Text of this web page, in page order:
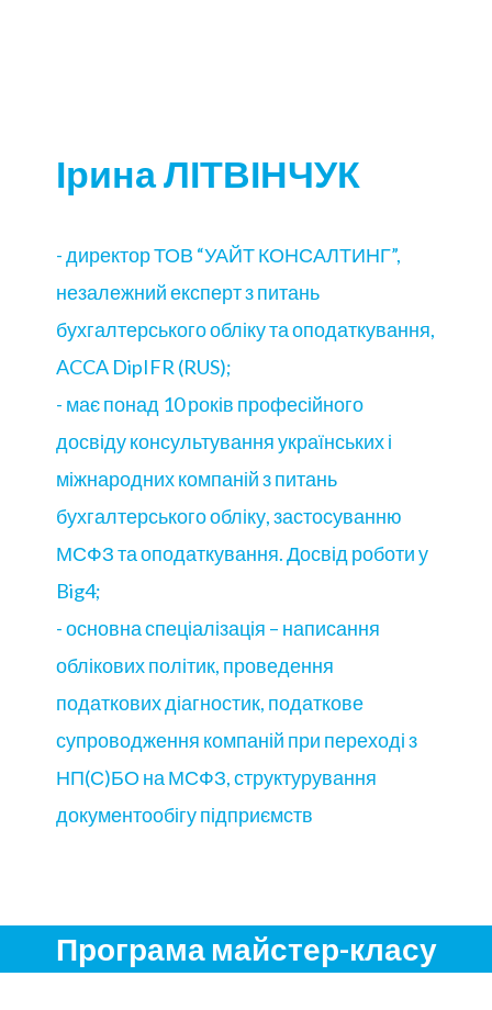
Ірина ЛІТВІНЧУК
- директор ТОВ “УАЙТ КОНСАЛТИНГ”,
незалежний експерт з питань
бухгалтерського обліку та оподаткування,
ACCA DipIFR (RUS);
- має понад 10 років професійного
досвіду консультування українських і
міжнародних компаній з питань
бухгалтерського обліку, застосуванню
МСФЗ та оподаткування. Досвід роботи у
Big4;
- основна спеціалізація – написання
облікових політик, проведення
податкових діагностик, податкове
супроводження компаній при переході з
НП(С)БО на МСФЗ, структурування
документообігу підприємств
Програма майстер-класу